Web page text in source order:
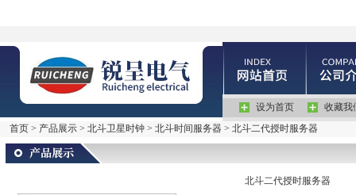
设为首页
收藏我
首页 > 产品展示 > 北斗卫星时钟 > 北斗时间服务器 > 北斗二代授时服务器
北斗二代授时服务器